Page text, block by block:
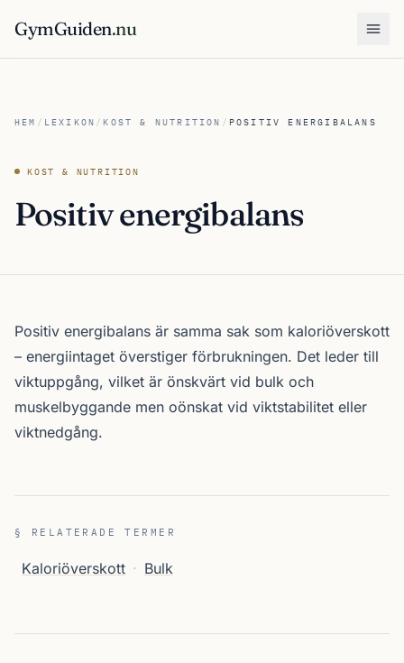
GymGuiden.nu
HEM / LEXIKON /KOST & NUTRITION / POSITIV ENERGIBALANS
KOST & NUTRITION
Positiv energibalans
Positiv energibalans är samma sak som kaloriöverskott
– energiintaget överstiger förbrukningen. Det leder till
viktuppgång, vilket är önskvärt vid bulk och
muskelbyggande men oönskat vid viktstabilitet eller
viktnedgång.
§ RELATERADE TERMER
Kaloriöverskott · Bulk